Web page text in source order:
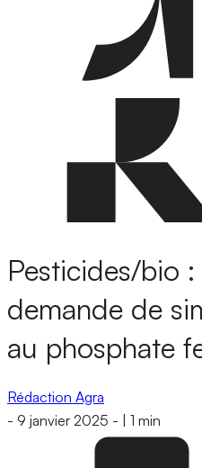
Pesticides/bio
demande de
au phosphate
Rédaction Agra
- 9 janvier 2025 - 1 min